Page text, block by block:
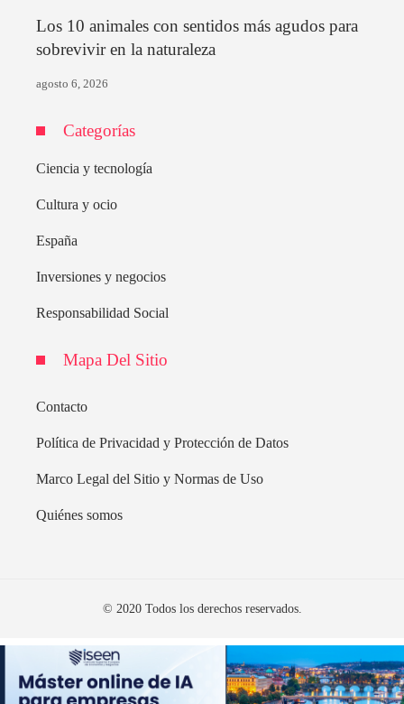
Los 10 animales con sentidos más agudos para
sobrevivir en la naturaleza
agosto 6, 2026
Categorías
Ciencia y tecnología
Cultura y ocio
España
Inversiones y negocios
Responsabilidad Social
Mapa Del Sitio
Contacto
Política de Privacidad y Protección de Datos
Marco Legal del Sitio y Normas de Uso
Quiénes somos
© 2020 Todos los derechos reservados.